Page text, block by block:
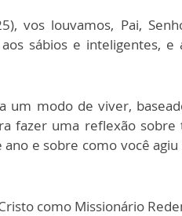
vos louvamos, Pai,
sábios e inteligentes,
um modo de viver,
fazer uma reflexão sobre
e sobre como você
como Missionário